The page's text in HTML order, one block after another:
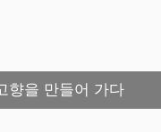
향을 만들어 가다